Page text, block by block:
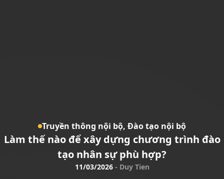
Truyền thông nội bộ, Đào tạo nội bộ
Làm thế nào để xây dựng chương trình đào
tạo nhân sự phù hợp?
11/03/2026 - Duy Tien